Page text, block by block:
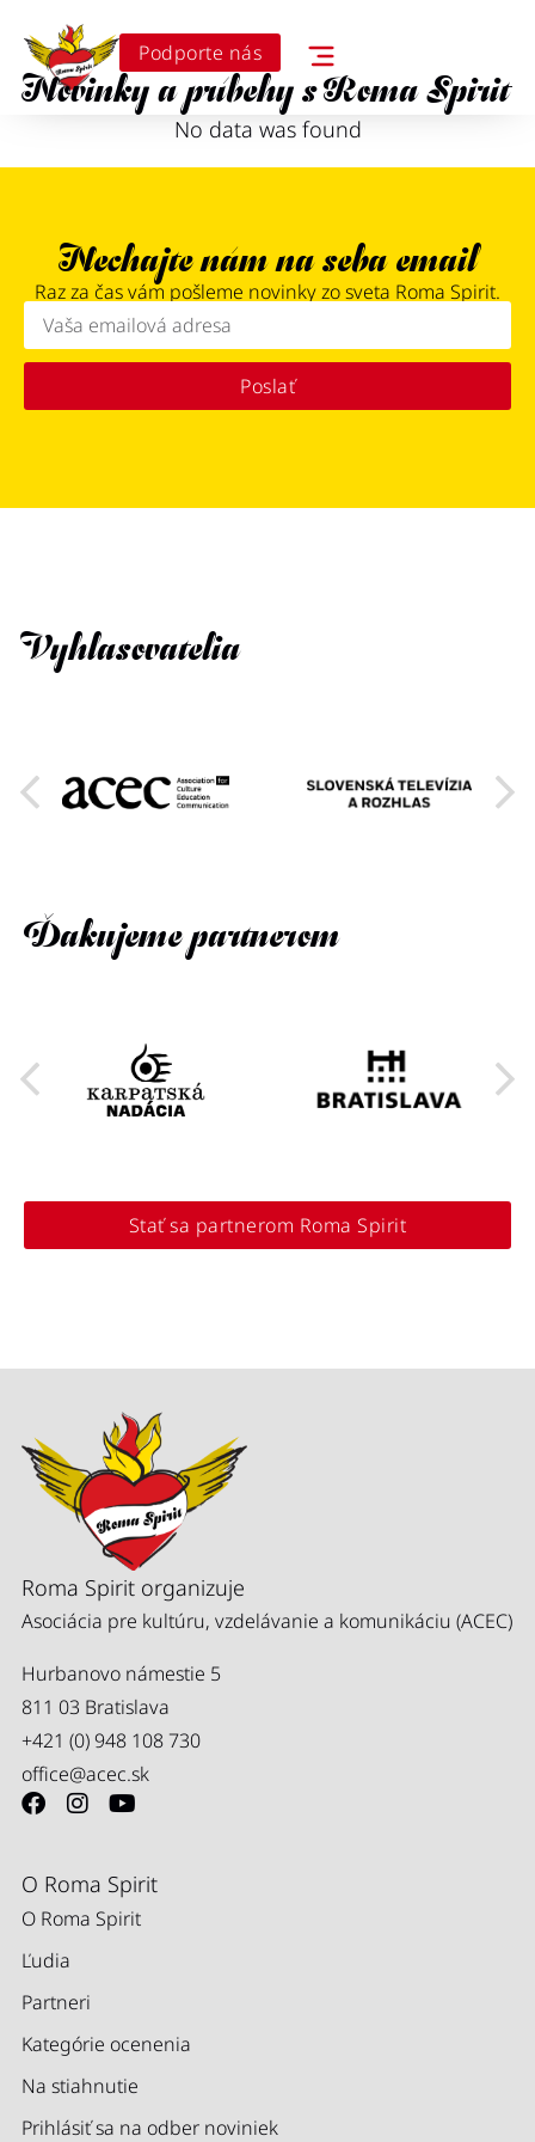
Podporte nás
Novinky a príbehy s Roma Spirit
No data was found
Nechajte nám na seba email
Raz za čas vám pošleme novinky zo sveta Roma Spirit.
Poslať
Vyhlasovatelia
Ďakujeme partnerom
Stať sa partnerom Roma Spirit
Roma Spirit organizuje
Asociácia pre kultúru, vzdelávanie a komunikáciu (ACEC)
Hurbanovo námestie 5
811 03 Bratislava
+421 (0) 948 108 730
office@acec.sk
O Roma Spirit
O Roma Spirit
Ľudia
Partneri
Kategórie ocenenia
Na stiahnutie
Prihlásiť sa na odber noviniek